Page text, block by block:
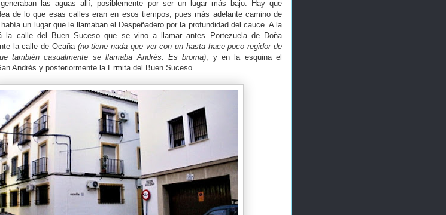
las aguas allí, posiblemente por ser un lugar más bajo. Hay que
de lo que esas calles eran en esos tiempos, pues más adelante camino de
un lugar que le llamaban el Despeñadero por la profundidad del cauce. A la
la calle del Buen Suceso que se vino a llamar antes Portezuela de Doña
la calle de Ocaña (no tiene nada que ver con un hasta hace poco regidor de
también casualmente se llamaba Andrés. Es broma), y en la esquina el
Andrés y posteriormente la Ermita del Buen Suceso.